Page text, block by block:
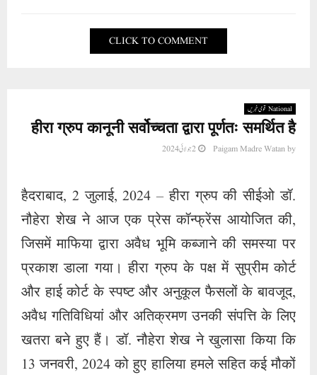
CLICK TO COMMENT
National قومی خبریں
हीरा ग्रुप कानूनी सर्वोच्चता द्वारा पूर्णतः समर्थित है
by
Paigam Madre Watan 2 جولائی 2024
हैदराबाद, 2 जुलाई, 2024 – हीरा ग्रुप की सीईओ डॉ.
नौहेरा शेख ने आज एक प्रेस कॉन्फ्रेंस आयोजित की,
जिसमें माफिया द्वारा अवैध भूमि कब्जाने की समस्या पर
प्रकाश डाला गया। हीरा ग्रुप के पक्ष में सुप्रीम कोर्ट
और हाई कोर्ट के स्पष्ट और अनुकूल फैसलों के बावजूद,
अवैध गतिविधियां और अतिक्रमण उनकी संपत्ति के लिए
खतरा बने हुए हैं। डॉ. नौहेरा शेख ने खुलासा किया कि
13 जनवरी, 2024 को हुए हालिया हमले सहित कई मौकों